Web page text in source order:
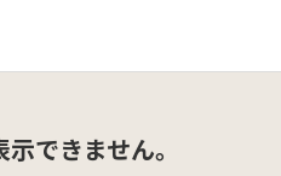
できません。